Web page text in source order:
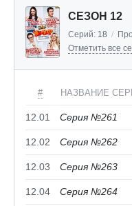
СЕЗОН 12
Серий: 18 /
Отметить все
# НАЗВАНИЕ
12.01 Серия №261
12.02 Серия №262
12.03 Серия №263
12.04 Серия №264